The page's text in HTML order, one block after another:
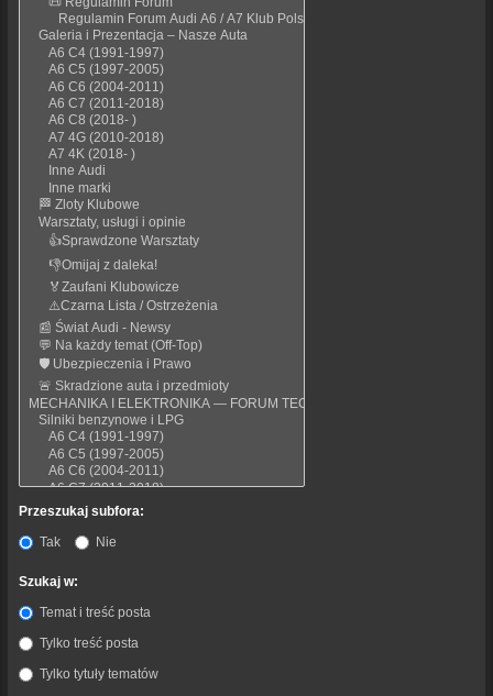
Przeszukaj subfora:
Tak
Nie
Szukaj w:
Temat i treść posta
Tylko treść posta
Tylko tytuły tematów